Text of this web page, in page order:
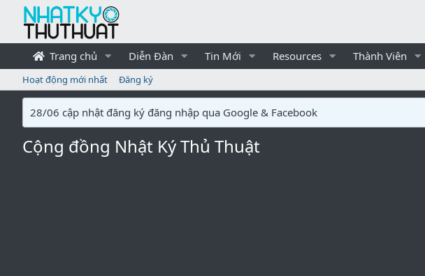
Trang chủ Diễn Đàn Tin Mới Resources Thành Viên
Hoạt động mới nhất Đăng ký
28/06 cập nhật đăng ký đăng nhập qua Google & Facebook
Cộng đồng Nhật Ký Thủ Thuật